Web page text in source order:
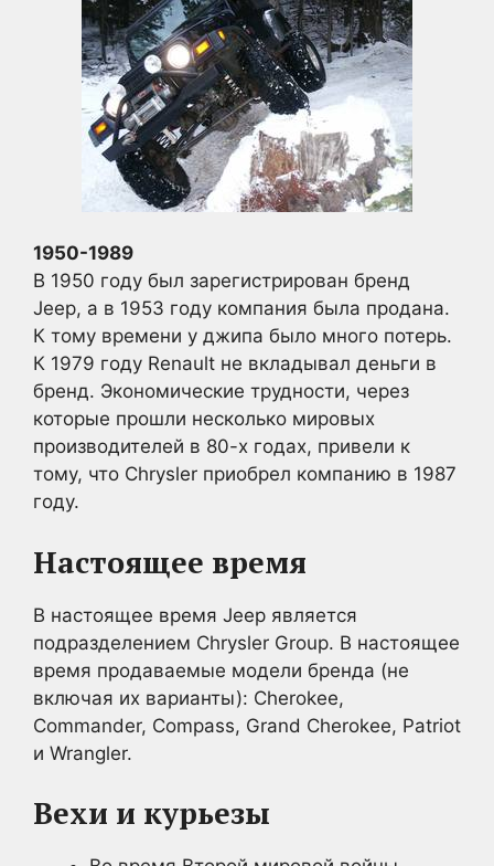
1950-1989
В 1950 году был зарегистрирован бренд
Jeep, а в 1953 году компания была продана.
К тому времени у джипа было много потерь.
К 1979 году Renault не вкладывал деньги в
бренд. Экономические трудности, через
которые прошли несколько мировых
производителей в 80-х годах, привели к
тому, что Chrysler приобрел компанию в 1987
году.
Настоящее время
В настоящее время Jeep является
подразделением Chrysler Group. В настоящее
время продаваемые модели бренда (не
включая их варианты): Cherokee,
Commander, Compass, Grand Cherokee, Patriot
и Wrangler.
Вехи и курьезы